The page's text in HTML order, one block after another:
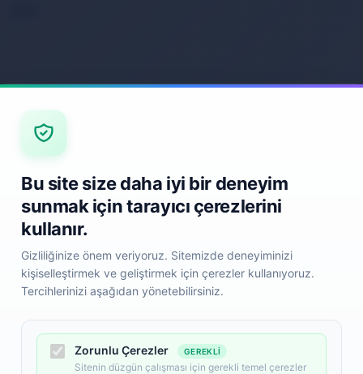
Bu site size daha iyi bir deneyim
sunmak için tarayıcı çerezlerini
kullanır.
Gizliliğinize önem veriyoruz. Sitemizde deneyiminizi
kişiselleştirmek ve geliştirmek için çerezler kullanıyoruz.
Tercihlerinizi aşağıdan yönetebilirsiniz.
Zorunlu Çerezler GEREKLI
Sitenin düzgün çalışması için gerekli temel çerezler